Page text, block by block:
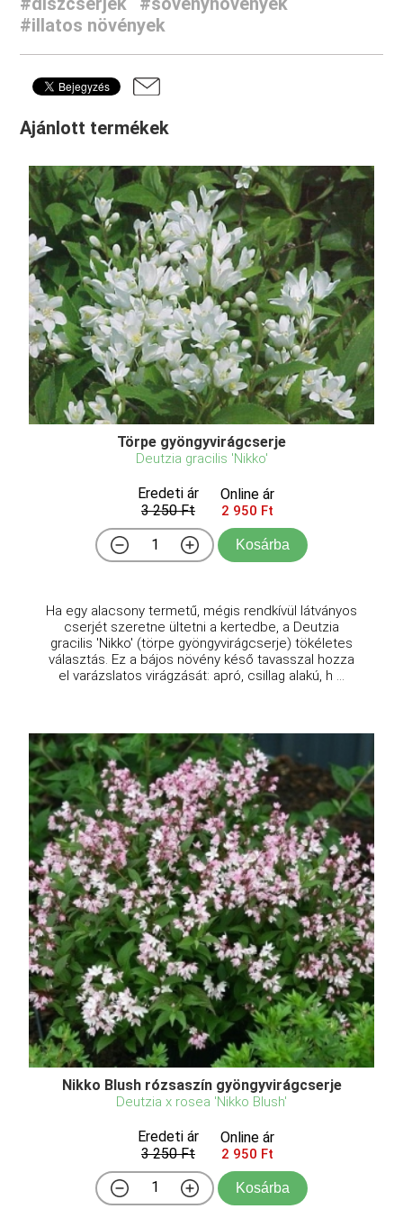
#illatos növények
Ajánlott termékek
Törpe gyöngyvirágcserje
Deutzia gracilis 'Nikko'
Eredeti ár
3 250 Ft
Online ár
2 950 Ft
Kosárba
Ha egy alacsony termetű, mégis rendkívül látványos
cserjét szeretne ültetni a kertedbe, a Deutzia
gracilis 'Nikko' (törpe gyöngyvirágcserje) tökéletes
választás. Ez a bájos növény késő tavasszal hozza
el varázslatos virágzását: apró, csillag alakú, h ...
Nikko Blush rózsaszín gyöngyvirágcserje
Deutzia x rosea 'Nikko Blush'
Eredeti ár
3 250 Ft
Online ár
2 950 Ft
Kosárba